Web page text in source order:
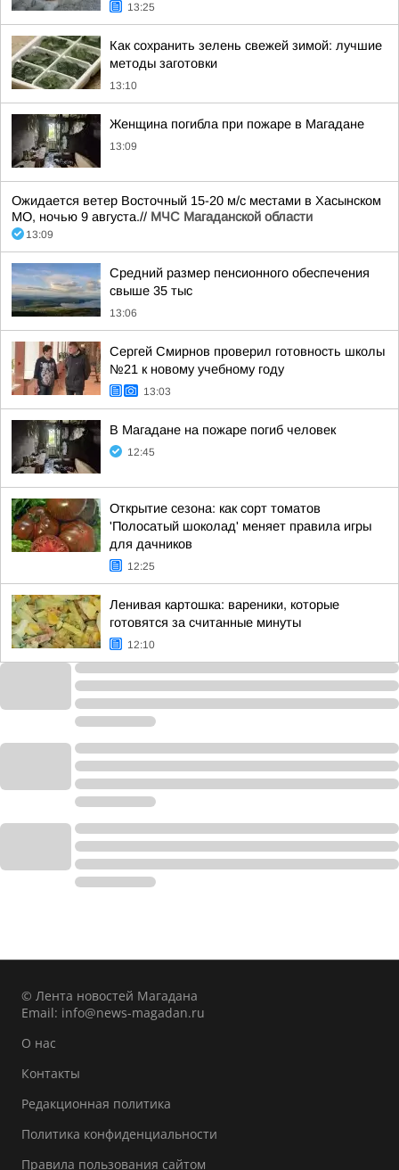
13:25
Как сохранить зелень свежей зимой: лучшие
методы заготовки
13:10
Женщина погибла при пожаре в Магадане
13:09
Ожидается ветер Восточный 15-20 м/с местами в Хасынском
МО, ночью 9 августа.// МЧС Магаданской области
13:09
Средний размер пенсионного обеспечения
свыше 35 тыс
13:06
Сергей Смирнов проверил готовность школы
№21 к новому учебному году
13:03
В Магадане на пожаре погиб человек
12:45
Открытие сезона: как сорт томатов
'Полосатый шоколад' меняет правила игры
для дачников
12:25
Ленивая картошка: вареники, которые
готовятся за считанные минуты
12:10
© Лента новостей Магадана
Email: info@news-magadan.ru
О нас
Контакты
Редакционная политика
Политика конфиденциальности
Правила пользования сайтом